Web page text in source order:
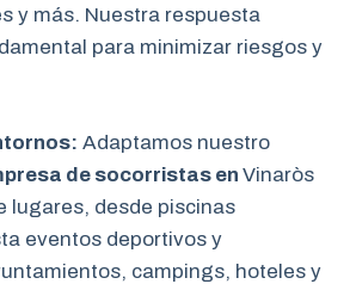
y más. Nuestra respuesta
para minimizar riesgos y
Adaptamos nuestro
de socorristas en Vinaròs
lugares, desde piscinas
eventos deportivos y
campings, hoteles y